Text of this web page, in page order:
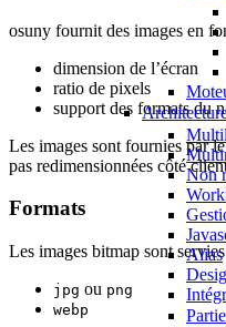
Non
Alias
osuny fournit des images en
dimension de l’écran
ratio de pixels
support des formats du
Les images sont fournies par
pas redimensionnées côté
Formats
Les images bitmap sont
jpg ou png
webp